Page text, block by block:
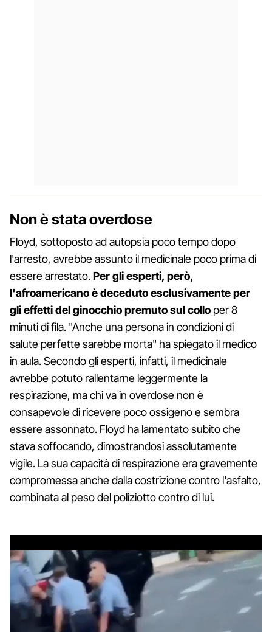
Non è stata overdose
Floyd, sottoposto ad autopsia poco tempo dopo
l'arresto, avrebbe assunto il medicinale poco prima di
essere arrestato.Per gli esperti, però,
l'afroamericano è deceduto esclusivamente per
gli effetti del ginocchio premuto sul collo per 8
minuti di fila. "Anche una persona in condizioni di
salute perfette sarebbe morta" ha spiegato il medico
in aula. Secondo gli esperti, infatti, il medicinale
avrebbe potuto rallentarne leggermente la
respirazione, ma chi va in overdose non è
consapevole di ricevere poco ossigeno e sembra
essere assonnato. Floyd ha lamentato subito che
stava soffocando, dimostrandosi assolutamente
vigile. La sua capacità di respirazione era gravemente
compromessa anche dalla costrizione contro l'asfalto,
combinata al peso del poliziotto contro di lui.